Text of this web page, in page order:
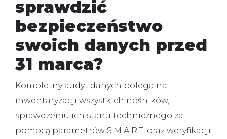
sprawdzić
bezpieczeństwo
swoich danych przed
31 marca?
Kompletny audyt danych polega na
inwentaryzacji wszystkich nośników,
sprawdzeniu ich stanu technicznego za
pomocą parametrów S.M.A.R.T. oraz weryfikacji